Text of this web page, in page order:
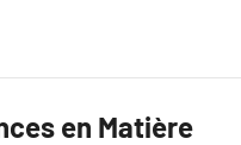
en Matière